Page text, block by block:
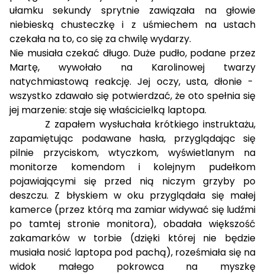
ułamku sekundy sprytnie zawiązała na głowie
niebieską chusteczkę i z uśmiechem na ustach
czekała na to, co się za chwilę wydarzy.
Nie musiała czekać długo. Duże pudło, podane przez
Martę, wywołało na Karolinowej twarzy
natychmiastową reakcję. Jej oczy, usta, dłonie -
wszystko zdawało się potwierdzać, że oto spełnia się
jej marzenie: staje się właścicielką laptopa.
Z zapałem wysłuchała krótkiego instruktażu,
zapamiętując podawane hasła, przyglądając się
pilnie przyciskom, wtyczkom, wyświetlanym na
monitorze komendom i kolejnym pudełkom
pojawiającymi się przed nią niczym grzyby po
deszczu. Z błyskiem w oku przyglądała się małej
kamerce (przez którą ma zamiar widywać się ludźmi
po tamtej stronie monitora), obadała większość
zakamarków w torbie (dzięki której nie będzie
musiała nosić laptopa pod pachą), roześmiała się na
widok małego pokrowca na myszkę